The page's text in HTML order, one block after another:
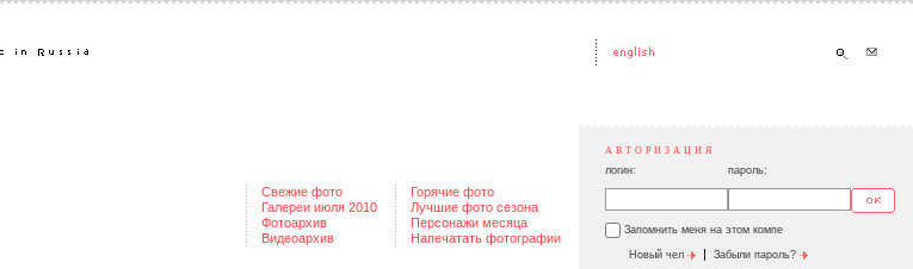
Свежие фото
Галереи июля 2010
Фотоархив
Видеоархив
Горячие фото
Лучшие фото сезона
Персонажи месяца
Напечатать фотографии
АВТОРИЗАЦИЯ
логин: пароль:
Запомнить меня на этом компе
Новый чел | Забыли пароль?